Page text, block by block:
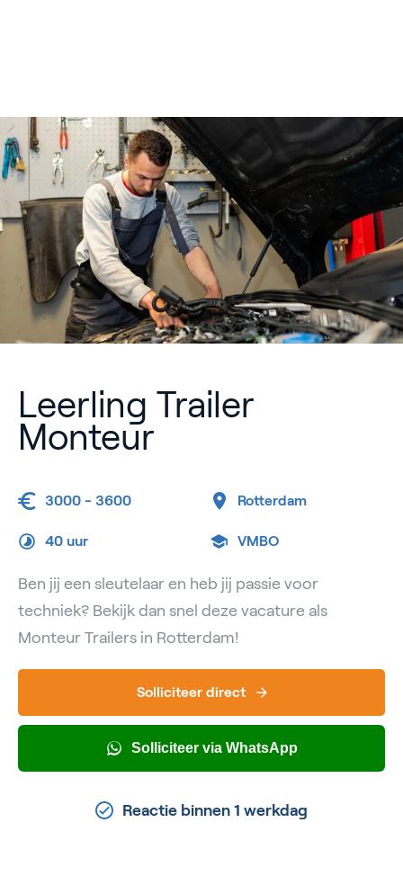
Leerling Trailer
Monteur
3000 - 3600 Rotterdam
40 uur VMBO
Ben jij een sleutelaar en heb jij passie voor
techniek? Bekijk dan snel deze vacature als
Monteur Trailers in Rotterdam!
Solliciteer direct
Solliciteer via WhatsApp
Reactie binnen 1 werkdag